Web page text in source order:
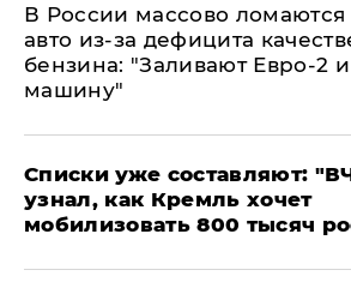
В России массово ломаются
авто из-за дефицита
бензина: "Заливают Евро-2
машину"
Списки уже составляют:
узнал, как Кремль хочет
мобилизовать 800 тысяч